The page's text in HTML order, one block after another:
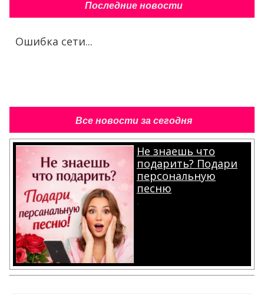
Последние новости
Ошибка сети...
Все новости за сегодня
Не знаешь что
подарить? Подари
персональную
песню
.